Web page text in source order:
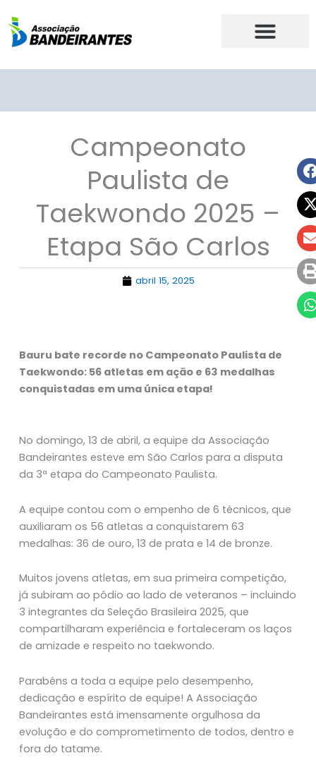
para
Campeonato
Paulista de
Taekwondo 2025 –
Etapa São Carlos
abril 15, 2025
Bauru bate recorde no Campeonato Paulista de
Taekwondo: 56 atletas em ação e 63 medalhas
conquistadas em uma única etapa!
No domingo, 13 de abril, a equipe da Associação
Bandeirantes esteve em São Carlos para a disputa
da 3ª etapa do Campeonato Paulista.
A equipe contou com o empenho de 6 técnicos, que
auxiliaram os 56 atletas a conquistarem 63
medalhas: 36 de ouro, 13 de prata e 14 de bronze.
Muitos jovens atletas, em sua primeira competição,
já subiram ao pódio ao lado de veteranos – incluindo
3 integrantes da Seleção Brasileira 2025, que
compartilharam experiência e fortaleceram os laços
de amizade e respeito no taekwondo.
Parabéns a toda a equipe pelo desempenho,
dedicação e espírito de equipe! A Associação
Bandeirantes está imensamente orgulhosa da
evolução e do comprometimento de todos, dentro e
fora do tatame.